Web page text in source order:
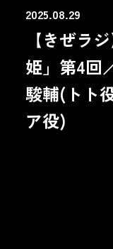
2025.08.29
【きぜラ
姫」第4回
駿輔(トト
ア役)